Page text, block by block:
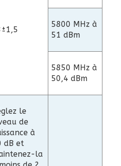
5800 MHz à
51 dBm
5850 MHz à
50,4 dBm
le
de
à
dB et
la